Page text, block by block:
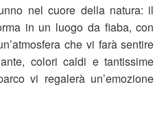
nel cuore della natura: il
in un luogo da fiaba, con
che vi farà sentire
colori caldi e tantissime
vi regalerà un’emozione